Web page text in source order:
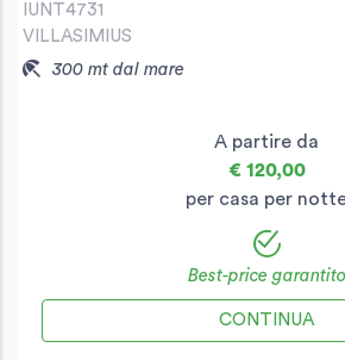
IUNT4731
VILLASIMIUS
300 mt dal mare
A partire da
€ 120,00
per casa per
Best-price garantito
CONTINUA